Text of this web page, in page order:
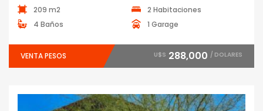
209 m2
2 Habitaciones
4 Baños
1 Garage
VENTA PESOS U$S 288,000 / DOLARES